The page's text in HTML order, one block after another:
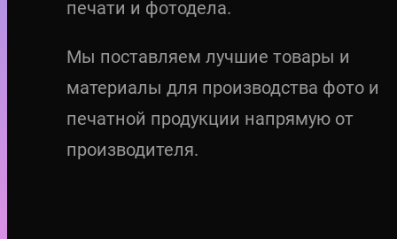
печати и фотодела.
Мы поставляем лучшие товары и
материалы для производства фото и
печатной продукции напрямую от
производителя.